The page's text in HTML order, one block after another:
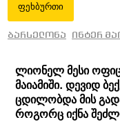
ფეხბურთი
ბარსელონა ინტერ
ლიონელ მესი
მაიამიში. დევიდ
ცდილობდა მის
როგორც იქნა